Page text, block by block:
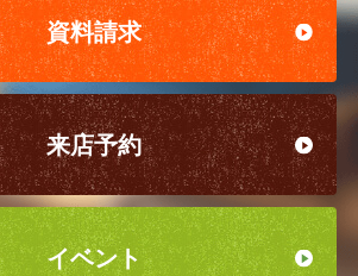
資料請求
来店予約
イベント